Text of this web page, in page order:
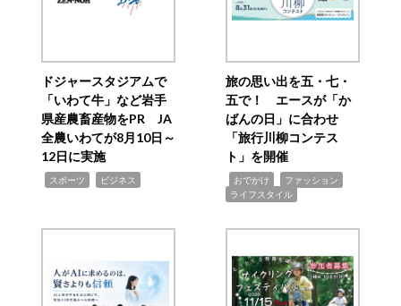
ドジャースタジアムで
「いわて牛」など岩手
県産農畜産物をPR JA
全農いわてが8月10日～
12日に実施
スポーツ ビジネス
旅の思い出を五・七・
五で！ エースが「か
ばんの日」に合わせ
「旅行川柳コンテス
ト」を開催
おでかけ ファッション
ライフスタイル